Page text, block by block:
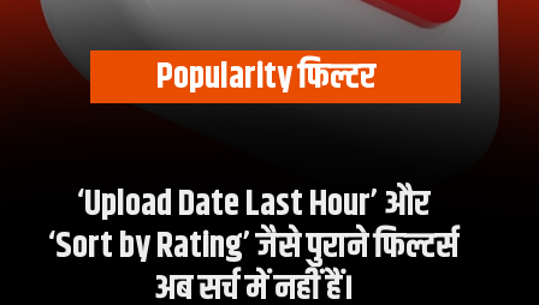
‘Upload Date Last Hour’ और
‘Sort by Rating’ जैसे पुराने फिल्टर्स
अब सर्च में नहीं हैं।
Popularity फिल्टर